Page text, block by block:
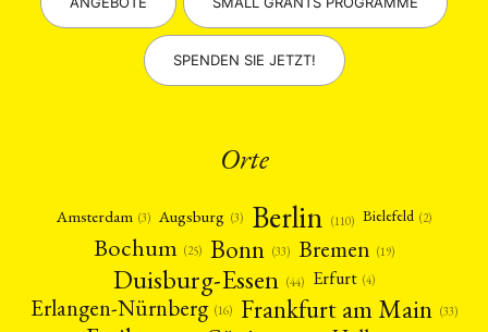
SPENDEN SIE JETZT!
Orte
Amsterdam (3) Augsburg (3) Berlin (110) Bielefeld (2)
Bochum (25) Bonn (33) Bremen (19)
Duisburg-Essen (44) Erfurt (4)
Erlangen-Nürnberg (16) Frankfurt am Main (33)